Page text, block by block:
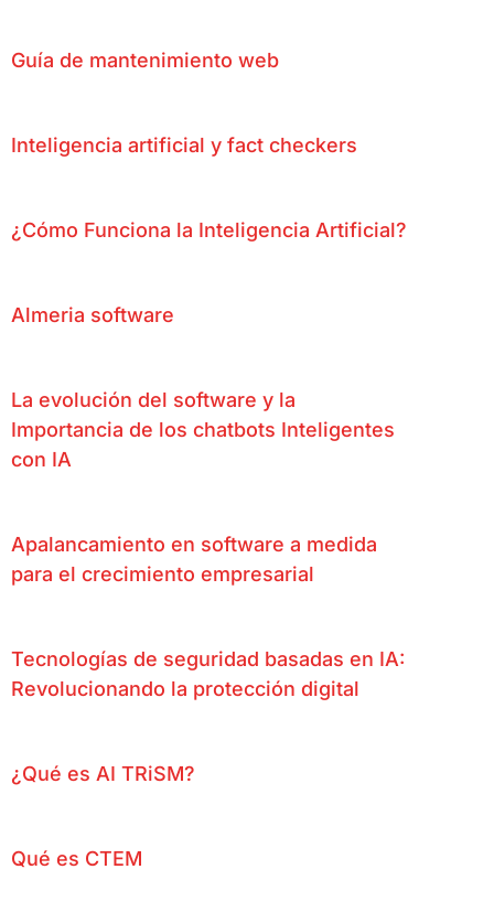
Guía de mantenimiento web
Inteligencia artificial y fact checkers
¿Cómo Funciona la Inteligencia Artificial?
Almeria software
La evolución del software y la
Importancia de los chatbots Inteligentes
con IA
Apalancamiento en software a medida
para el crecimiento empresarial
Tecnologías de seguridad basadas en IA:
Revolucionando la protección digital
¿Qué es AI TRiSM?
Qué es CTEM